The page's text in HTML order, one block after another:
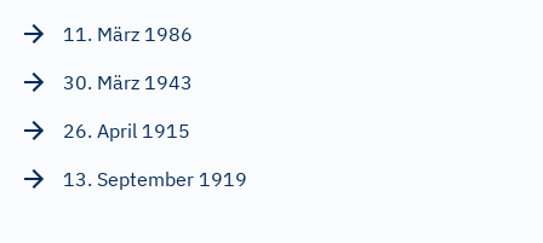
11. März 1986
30. März 1943
26. April 1915
13. September 1919